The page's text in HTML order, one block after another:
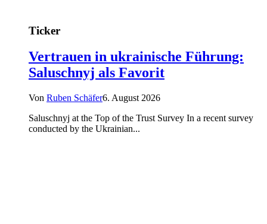
Ticker
Vertrauen in ukrainische Führung:
Saluschnyj als Favorit
Von Ruben Schäfer6. August 2026
Saluschnyj at the Top of the Trust Survey In a recent survey
conducted by the Ukrainian...